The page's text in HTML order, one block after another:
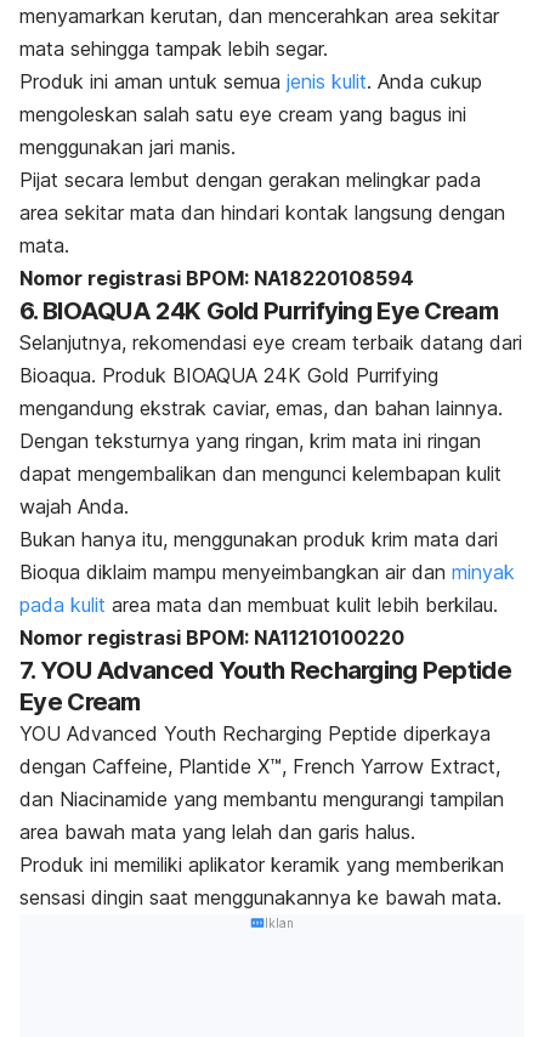
menyamarkan kerutan, dan mencerahkan area sekitar
mata sehingga tampak lebih segar.
Produk ini aman untuk semua jenis kulit. Anda cukup
mengoleskan salah satu eye cream yang bagus ini
menggunakan jari manis.
Pijat secara lembut dengan gerakan melingkar pada
area sekitar mata dan hindari kontak langsung dengan
mata.
Nomor registrasi BPOM: NA18220108594
6. BIOAQUA 24K Gold Purrifying Eye Cream
Selanjutnya, rekomendasi eye cream terbaik datang dari
Bioaqua. Produk BIOAQUA 24K Gold Purrifying
mengandung ekstrak caviar, emas, dan bahan lainnya.
Dengan teksturnya yang ringan, krim mata ini ringan
dapat mengembalikan dan mengunci kelembapan kulit
wajah Anda.
Bukan hanya itu, menggunakan produk krim mata dari
Bioqua diklaim mampu menyeimbangkan air dan minyak
pada kulit area mata dan membuat kulit lebih berkilau.
Nomor registrasi BPOM: NA11210100220
7. YOU Advanced Youth Recharging Peptide
Eye Cream
YOU Advanced Youth Recharging Peptide diperkaya
dengan Caffeine, Plantide X™, French Yarrow Extract,
dan Niacinamide yang membantu mengurangi tampilan
area bawah mata yang lelah dan garis halus.
Produk ini memiliki aplikator keramik yang memberikan
sensasi dingin saat menggunakannya ke bawah mata.
Iklan